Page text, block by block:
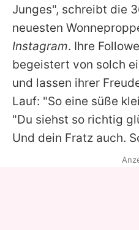
Junges", schreibt die
neuesten
Instagram. Ihre
begeistert von solch
und lassen ihrer
Lauf: "So eine süße
"Du siehst so richtig
Und dein Fratz auch.